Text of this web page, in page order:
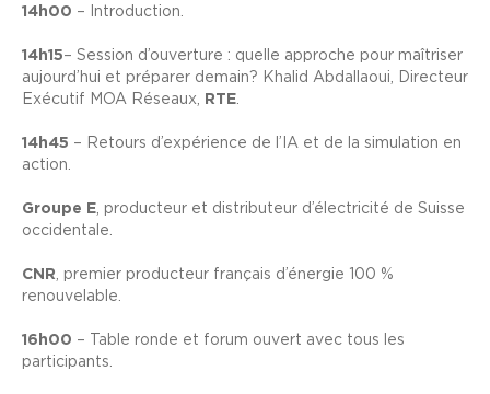
14h00 – Introduction.
14h15– Session d’ouverture : quelle approche pour maîtriser
aujourd’hui et préparer demain? Khalid Abdallaoui, Directeur
Exécutif MOA Réseaux, RTE
14h45 – Retours d’expérience de l’IA et de la simulation en
action.
Groupe E producteur et distributeur d’électricité de Suisse
occidentale.
CNR premier producteur français d’énergie 100 %
renouvelable.
16h00 – Table ronde et forum ouvert avec tous les
participants.